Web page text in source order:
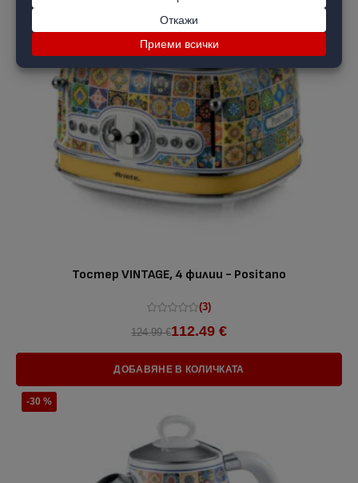
Тостер VINTAGE, 4 филии - Positano
(3)
124.99 €112.49 €
ДОБАВЯНЕ В КОЛИЧКАТА
-30 %